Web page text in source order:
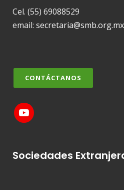
Cel. (55) 69088529
email: secretaria@smb.org.mx
CONTÁCTANOS
Sociedades